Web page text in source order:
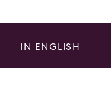
IN ENGLISH